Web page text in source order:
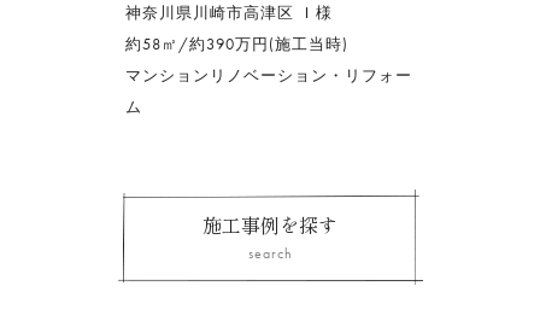
神奈川県川崎市高津区 Ｉ様
約58㎡/約390万円(施工当時)
マンションリノベーション・リフォー
ム
施工事例を探す
search